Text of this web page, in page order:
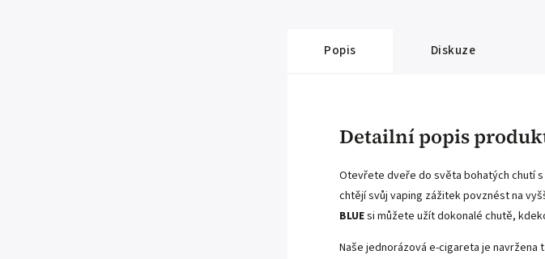
Popis Diskuze
Detailní popis
Otevřete dveře do světa bohatých chutí
chtějí svůj vaping zážitek povznést na
BLUEsi můžete užít dokonalé chutě,
Naše jednorázová e-cigareta je